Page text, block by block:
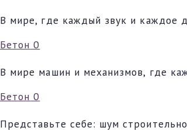
В мире, где каждый звук и каждое
Бетон 0
В мире машин и механизмов, где
Бетон 0
Представьте себе: шум